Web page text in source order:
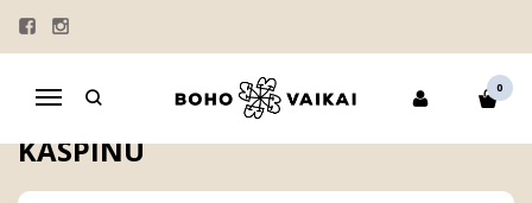
Navigacija
0
Pagrindinis
GALVAJUOSTĖS
Galvajuostė su vyšnių spalvos kaspinu
GALVAJUOSTĖ SU VYŠNIŲ SPALVOS
KASPINU